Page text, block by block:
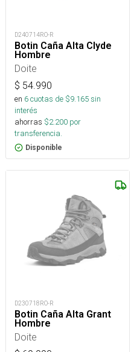
D240714RO-R
Botin Caña Alta Clyde
Hombre
Doite
$ 54.990
en 6cuotas de $9.165sin
interés
ahorras $2.200 por
transferencia.
Disponible
D230718RO-R
Botin Caña Alta Grant
Hombre
Doite